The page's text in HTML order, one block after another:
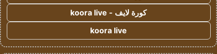
كورة لايف - koora live
koora live